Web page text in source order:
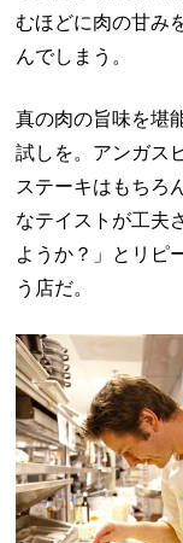
むほどに肉の甘み
んでしまう。
真の肉の旨味を堪
試しを。アンガス
ステーキはもちろ
なテイストが工夫
ようか？」とリピ
う店だ。